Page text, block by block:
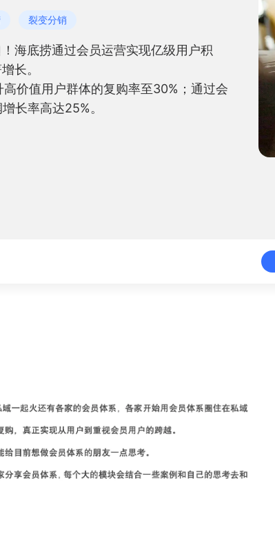
裂变分销
海底捞通过会员运营实现亿级用户积
长。
价值用户群体的复购率至30%；通过会
长率高达25%。